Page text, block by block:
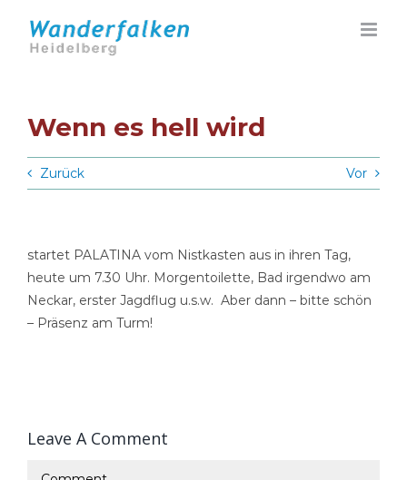
Inhalt
springen
Wenn es hell wird
Zurück Vor
startet PALATINA vom Nistkasten aus in ihren Tag,
heute um 7.30 Uhr. Morgentoilette, Bad irgendwo am
Neckar, erster Jagdflug u.s.w. Aber dann – bitte schön
– Präsenz am Turm!
Leave A Comment
Comment